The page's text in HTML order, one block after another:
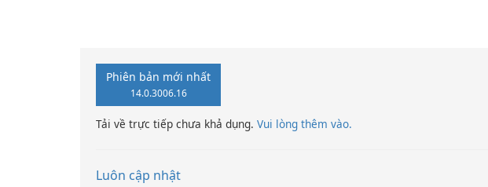
Phiên bản mới nhất
14.0.3006.16
Tải về trực tiếp chưa khả dụng. Vui lòng thêm vào.
Luôn cập nhật